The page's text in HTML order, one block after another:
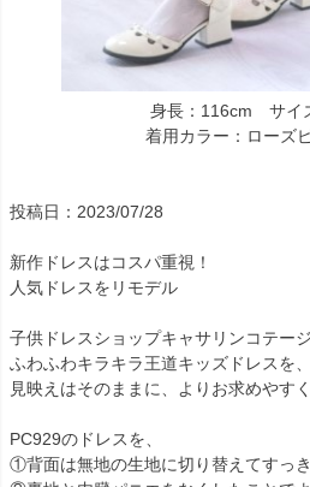
身長：116cm サイ
着用カラー：ローズ
投稿日：2023/07/28
新作ドレスはコスパ重視！
人気ドレスをリモデル
子供ドレスショップキャサリンコテー
ふわふわキラキラ王道キッズドレスを、
見映えはそのままに、よりお求めやす
PC929のドレスを、
①背面は無地の生地に切り替えてすっき